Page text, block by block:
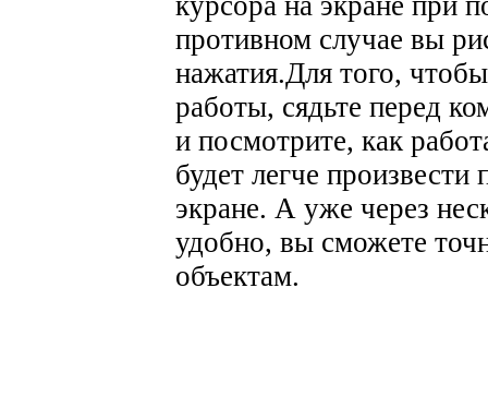
противном случае вы
нажатия.Для того,
работы, сядьте перед
и посмотрите, как
будет легче
экране. А уже через
удобно, вы сможете
объектам.